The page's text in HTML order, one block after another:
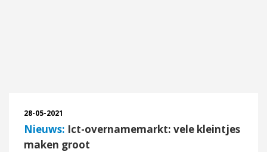
28-05-2021
Nieuws: Ict-overnamemarkt: vele kleintjes
maken groot